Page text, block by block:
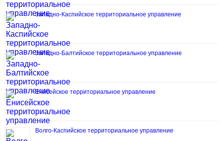
Западно-Каспийское территориальное управление
Западно-Балтийское территориальное управление
Енисейское территориальное управление
Волго-Каспийское территориальное управление